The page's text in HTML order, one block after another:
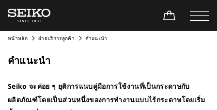
หน้าหลัก ฝ่ายบริการลูกค้า คำแนะนำ
คำแนะนำ
Seiko จะค่อย ๆ ยุติการแนบคู่มือการใช้งานที่เป็นกระดาษกับ
ผลิตภัณฑ์โดยเป็นส่วนหนึ่งของการทำงานแบบไร้กระดาษโดยเริ่ม